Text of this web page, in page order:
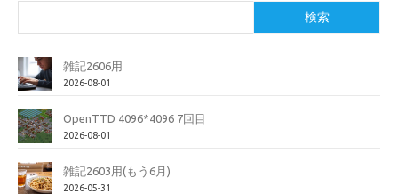
検索
雑記2606用
2026-08-01
OpenTTD 4096*4096 7回目
2026-08-01
雑記2603用(もう6月)
2026-05-31